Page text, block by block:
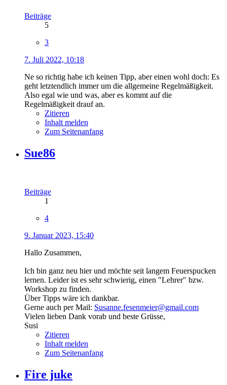
Beiträge
5
3
7. Juli 2022, 10:18
Ne so richtig habe ich keinen Tipp, aber einen wohl doch: Es
geht letztendlich immer um die allgemeine Regelmäßigkeit.
Also egal wie und was, aber es kommt auf die
Regelmäßigkeit drauf an.
Zitieren
Inhalt melden
Zum Seitenanfang
Sue86
Beiträge
1
4
9. Januar 2023, 15:40
Hallo Zusammen,
Ich bin ganz neu hier und möchte seit langem Feuerspucken
lernen. Leider ist es sehr schwierig, einen "Lehrer" bzw.
Workshop zu finden.
Über Tipps wäre ich dankbar.
Gerne auch per Mail: Susanne.fesenmeier@gmail.com
Vielen lieben Dank vorab und beste Grüsse,
Susi
Zitieren
Inhalt melden
Zum Seitenanfang
Fire juke